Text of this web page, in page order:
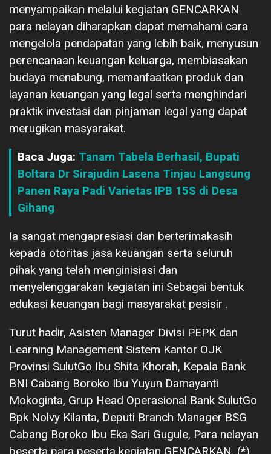
menyampaikan melalui kegiatan GENCARKAN
para nelayan diharapkan dapat memahami cara
mengelola pendapatan yang lebih baik, menyusun
perencanaan keuangan keluarga, membiasakan
budaya menabung, memanfaatkan produk dan
layanan keuangan yang legal serta menghindari
praktik investasi dan pinjaman legal yang dapat
merugikan masyarakat.
Baca Juga: Tanam Tabela Berhasil, Bupati
Boltara Dr Sirajudin Lasena Tinjau Langsung
Panen Raya Padi Varietas IPB 15S di Desa
Gihang
Ia sangat mengapresiasi dan berterimakasih
kepada otoritas jasa keuangan serta seluruh
pihak yang telah menginisiasi dan
menyelenggarakan kegiatan ini Sebagai bentuk
edukasi keuangan bagi masyarakat pesisir .
Turut hadir, Asisten Manager Divisi PEPK dan
Learning Management Sistem Kantor OJK
Provinsi SulutGo Ibu Shita Khorah, Kepala Bank
BNI Cabang Boroko Ibu Yuyun Damayanti
Mokoginta, Grup Head Operasional Bank SulutGo
Bpk Nolvy Kilanta, Deputi Branch Manager BSG
Cabang Boroko Ibu Eka Sari Gugule, Para nelayan
beserta para peserta kegiatan GENCARKAN. (*)